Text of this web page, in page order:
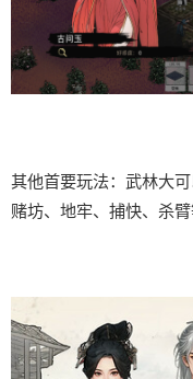
其他首要玩法：武林大
赌坊、地牢、捕快、杀